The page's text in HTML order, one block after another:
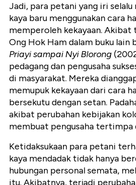
Jadi, para petani yang iri selalu
kaya baru menggunakan cara
memperoleh kekayaan. Akibat
Ong Hok Ham dalam buku lain
Priayi sampai Nyi Blorong
pedagang dan pengusaha
di masyarakat. Mereka
memupuk kekayaan dari cara
bersekutu dengan setan.
akibat perubahan kebijakan
membuat pengusaha tertimpa
Ketidaksukaan para petani
kaya mendadak tidak hanya
hubungan personal semata,
itu. Akibatnya, terjadi